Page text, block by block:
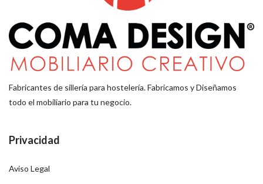
Fabricantes de sillería para hostelería. Fabricamos y Diseñamos
todo el mobiliario para tu negocio.
Privacidad
Aviso Legal